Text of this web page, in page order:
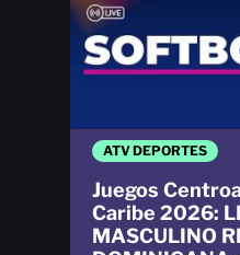
ATV DEPORTES
Juegos
Caribe 2026:
MASCULINO